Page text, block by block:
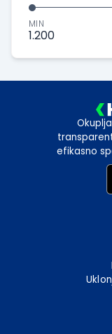
MIN
1.200
efikasno